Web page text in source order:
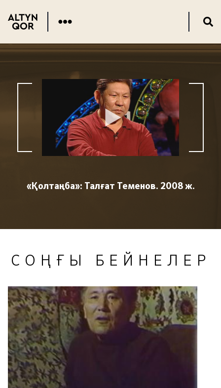
«Қолтаңба»: Талғат Теменов. 2008 ж.
СОҢҒЫ БЕЙНЕЛЕР